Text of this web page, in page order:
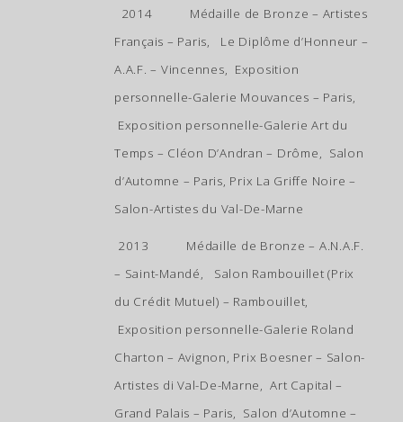
2014 Médaille de Bronze – Artistes
Français – Paris, Le Diplôme d’Honneur –
A.A.F. – Vincennes, Exposition
personnelle-Galerie Mouvances – Paris,
Exposition personnelle-Galerie Art du
Temps – Cléon D’Andran – Drôme, Salon
d’Automne – Paris, Prix La Griffe Noire –
Salon-Artistes du Val-De-Marne
2013 Médaille de Bronze – A.N.A.F.
– Saint-Mandé, Salon Rambouillet (Prix
du Crédit Mutuel) – Rambouillet,
Exposition personnelle-Galerie Roland
Charton – Avignon, Prix Boesner – Salon-
Artistes di Val-De-Marne, Art Capital –
Grand Palais – Paris, Salon d’Automne –